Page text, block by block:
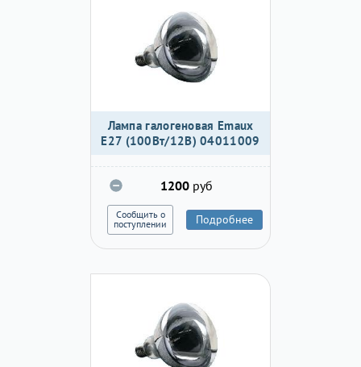
Лампа галогеновая Emaux
E27 (100Вт/12В) 04011009
1200 руб
Сообщить о
поступлении
Подробнее